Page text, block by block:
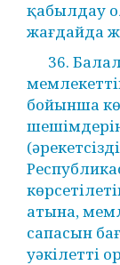
қабылдау
жағдайда
36.
бойынша
атына,
сапасын
уәкілетті